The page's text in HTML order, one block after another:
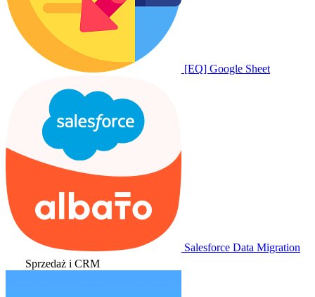
[EQ] Google Sheet
Salesforce Data Migration
Sprzedaż i CRM